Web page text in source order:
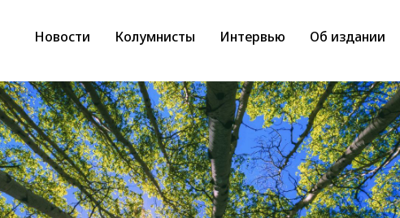
Новости Колумнисты Интервью Об издании